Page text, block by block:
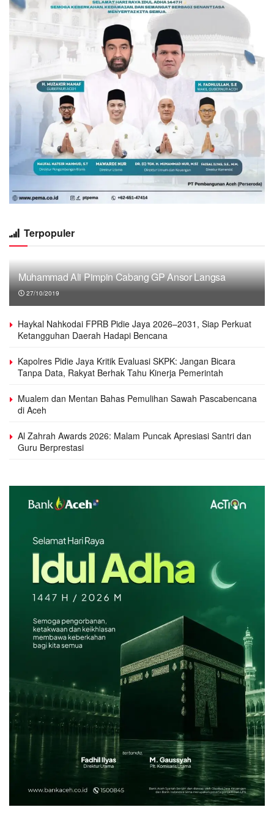
Terpopuler
Muhammad Ali Pimpin Cabang GP Ansor Langsa
27/10/2019
Haykal Nahkodai FPRB Pidie Jaya 2026–2031, Siap Perkuat
Ketangguhan Daerah Hadapi Bencana
Kapolres Pidie Jaya Kritik Evaluasi SKPK: Jangan Bicara
Tanpa Data, Rakyat Berhak Tahu Kinerja Pemerintah
Mualem dan Mentan Bahas Pemulihan Sawah Pascabencana
di Aceh
Al Zahrah Awards 2026: Malam Puncak Apresiasi Santri dan
Guru Berprestasi